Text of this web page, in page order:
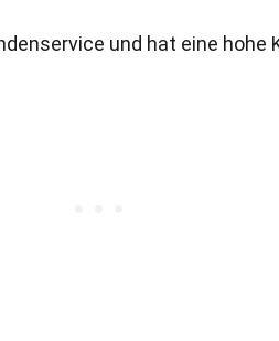
und hat eine hohe